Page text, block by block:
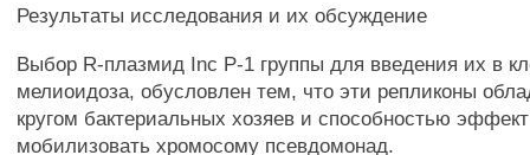
Результаты исследования и их обсуждение
Выбор R-плазмид Inc Р-1 группы для введения их в
мелиоидоза, обусловлен тем, что эти репликоны
кругом бактериальных хозяев и способностью
мобилизовать хромосому псевдомонад.